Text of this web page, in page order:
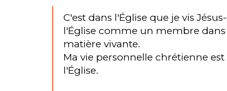
C'est dans l'Église que je vis
l'Église comme un membre
matière vivante.
Ma vie personnelle chrétienne
l'Église.